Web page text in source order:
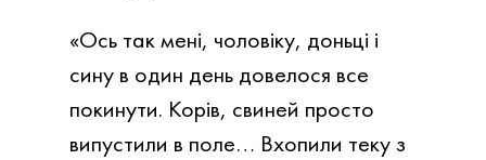
«Ось так мені, чоловіку, доньці і
сину в один день довелося все
покинути. Корів, свиней просто
випустили в поле… Вхопили теку з